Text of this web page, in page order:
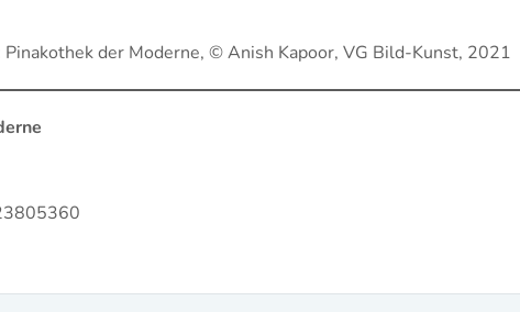
der Moderne, © Anish Kapoor, VG Bild-Kunst, 2021